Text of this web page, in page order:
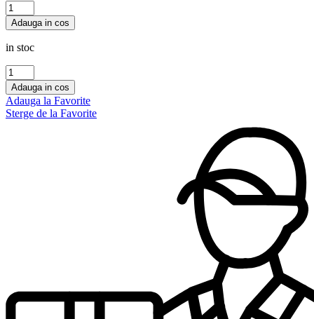
Cantitate
PANTHER
Maison
Alhambra
ml,barbati
Adauga in cos
in stoc
Cantitate
JUBILANT
NOIR
Maison
Alhambra
Adauga in cos
Adauga la Favorite
Sterge de la Favorite